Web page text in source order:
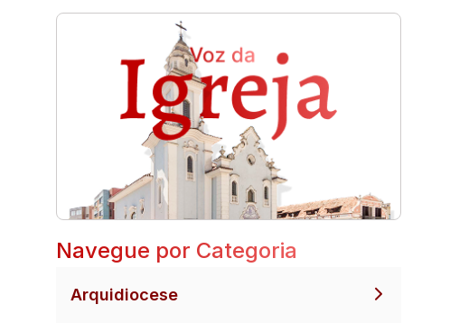
Navegue por Categoria
Arquidiocese